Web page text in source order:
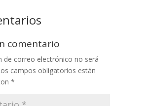
comentario
de correo electrónico no será
campos obligatorios están
*